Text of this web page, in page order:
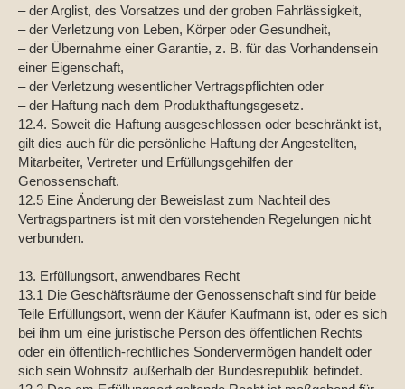
– der Arglist, des Vorsatzes und der groben Fahrlässigkeit,
– der Verletzung von Leben, Körper oder Gesundheit,
– der Übernahme einer Garantie, z. B. für das Vorhandensein
einer Eigenschaft,
– der Verletzung wesentlicher Vertragspflichten oder
– der Haftung nach dem Produkthaftungsgesetz.
12.4. Soweit die Haftung ausgeschlossen oder beschränkt ist,
gilt dies auch für die persönliche Haftung der Angestellten,
Mitarbeiter, Vertreter und Erfüllungsgehilfen der
Genossenschaft.
12.5 Eine Änderung der Beweislast zum Nachteil des
Vertragspartners ist mit den vorstehenden Regelungen nicht
verbunden.
13. Erfüllungsort, anwendbares Recht
13.1 Die Geschäftsräume der Genossenschaft sind für beide
Teile Erfüllungsort, wenn der Käufer Kaufmann ist, oder es sich
bei ihm um eine juristische Person des öffentlichen Rechts
oder ein öffentlich-rechtliches Sondervermögen handelt oder
sich sein Wohnsitz außerhalb der Bundesrepublik befindet.